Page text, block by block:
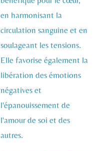
en harmonisant la
circulation sanguine et en
soulageant les tensions.
Elle favorise également la
libération des émotions
négatives et
l'épanouissement de
l'amour de soi et des
autres.